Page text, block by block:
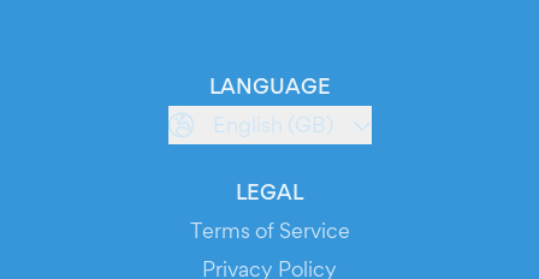
LANGUAGE
English (GB)
LEGAL
Terms of Service
Privacy Policy